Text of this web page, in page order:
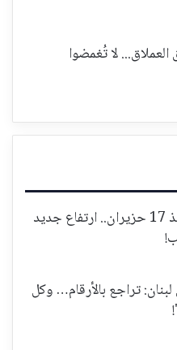
العملاق... لا تُغمضوا
لأول مرة منذ 17 حزيران.. ارتفاع جديد
تراجع بالأرقام… وكل